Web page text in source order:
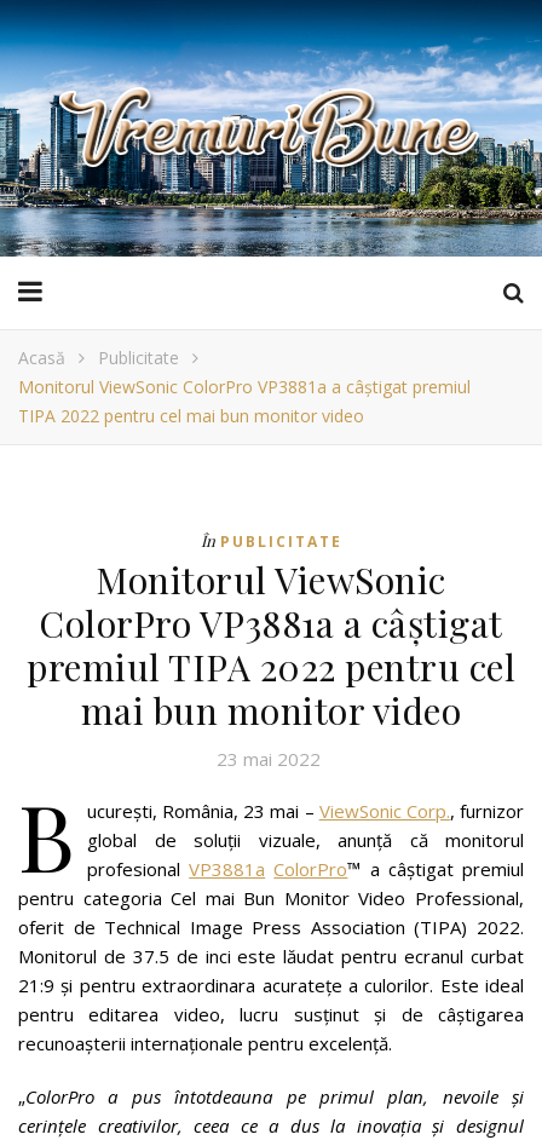
Acasă
Publicitate
Monitorul ViewSonic ColorPro VP3881a a câștigat premiul
TIPA 2022 pentru cel mai bun monitor video
În PUBLICITATE
Monitorul ViewSonic
ColorPro VP3881a a câștigat
premiul TIPA 2022 pentru cel
mai bun monitor video
23 mai 2022
B ucurești, România, 23 mai – ViewSonic Corp., furnizor
global de soluții vizuale, anunță că monitorul
profesionalVP3881a ColorPro™ a câștigat premiul
pentru categoria Cel mai Bun Monitor Video Professional,
oferit de Technical Image Press Association (TIPA) 2022.
Monitorul de 37.5 de inci este lăudat pentru ecranul curbat
21:9 și pentru extraordinara acuratețe a culorilor. Este ideal
pentru editarea video, lucru susținut și de câștigarea
recunoașterii internaționale pentru excelență.
„ColorPro a pus întotdeauna pe primul plan, nevoile și
cerințele creativilor, ceea ce a dus la inovația și designul